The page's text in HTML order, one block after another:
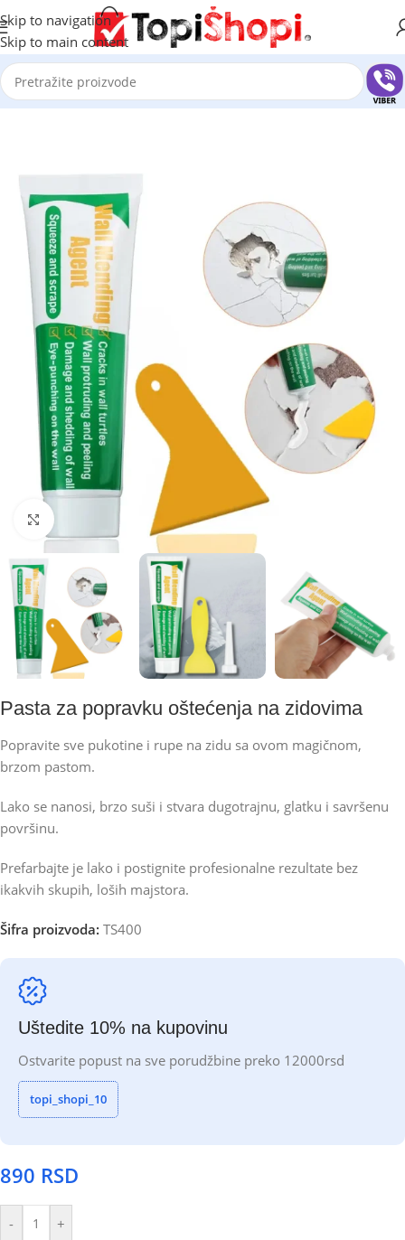
Skip to navigation
Skip to main content
Početna/Sve za kuću/Razno
Kliknite za uvećanje
Pasta za popravku oštećenja na zidovima
Popravite sve pukotine i rupe na zidu sa ovom magičnom,
brzom pastom.
Lako se nanosi, brzo suši i stvara dugotrajnu, glatku i savršenu
površinu.
Prefarbajte je lako i postignite profesionalne rezultate bez
ikakvih skupih, loših majstora.
Šifra proizvoda: TS400
Uštedite 10% na kupovinu
Ostvarite popust na sve porudžbine preko 12000rsd
topi_shopi_10
890 RSD
- +